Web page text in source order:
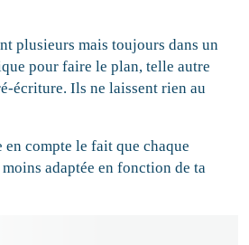
plusieurs mais toujours dans un
pour faire le plan, telle autre
écriture. Ils ne laissent rien au
compte le fait que chaque
adaptée en fonction de ta